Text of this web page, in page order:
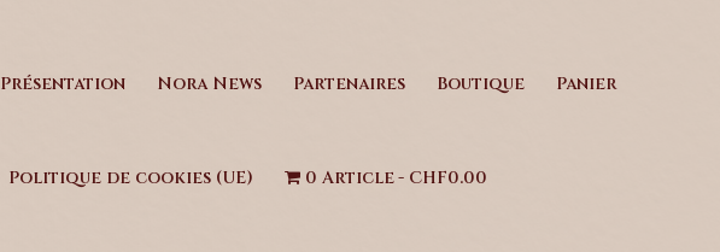
Présentation Nora News Partenaires Boutique Panier
Politique de cookies (UE) 0 Article CHF0.00